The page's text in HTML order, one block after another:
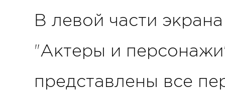
В левой части
"Актеры и
представлены все